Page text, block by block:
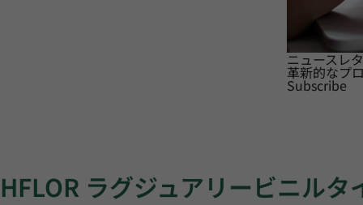
ニュースレ
革新的なプ
Subscribe
HFLOR ラグジュアリービニル